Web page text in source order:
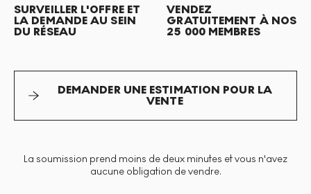
SURVEILLER L'OFFRE ET
LA DEMANDE AU SEIN
DU RÉSEAU
VENDEZ
GRATUITEMENT À NOS
25 000 MEMBRES
DEMANDER UNE ESTIMATION POUR LA
VENTE
La soumission prend moins de deux minutes et vous n'avez
aucune obligation de vendre.